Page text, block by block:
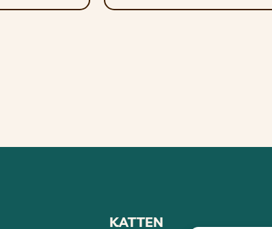
KATTEN